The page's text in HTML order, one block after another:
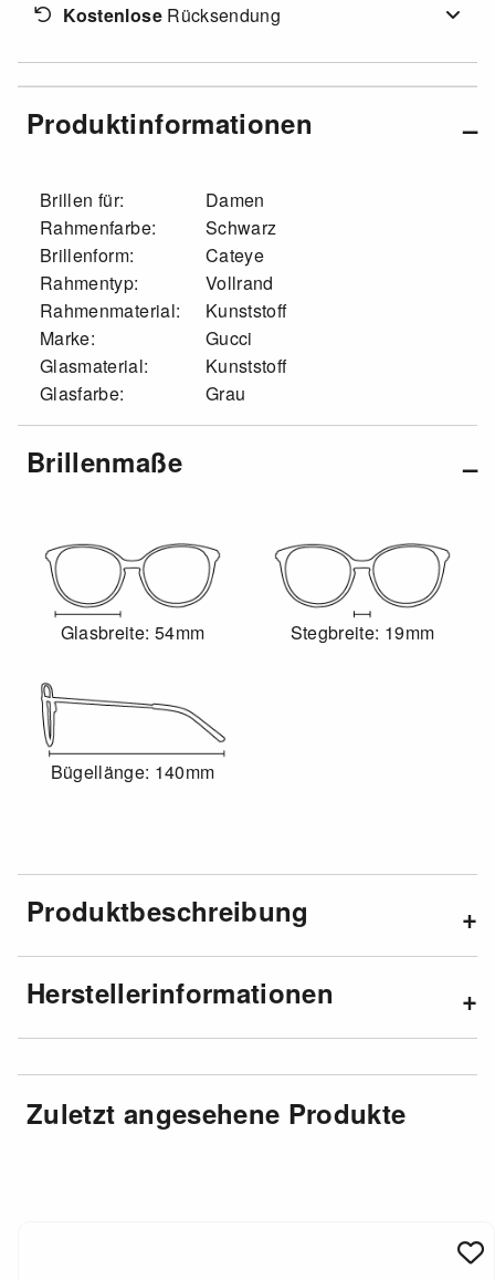
KostenloseRücksendung
Produktinformationen
Brillen für:
Damen
Rahmenfarbe:
Schwarz
Brillenform:
Cateye
Rahmentyp:
Vollrand
Rahmenmaterial:
Kunststoff
Marke:
Gucci
Glasmaterial:
Kunststoff
Glasfarbe:
Grau
Brillenmaße
Glasbreite: 54mm Stegbreite: 19mm
Bügellänge: 140mm
Produktbeschreibung
Herstellerinformationen
Zuletzt angesehene Produkte